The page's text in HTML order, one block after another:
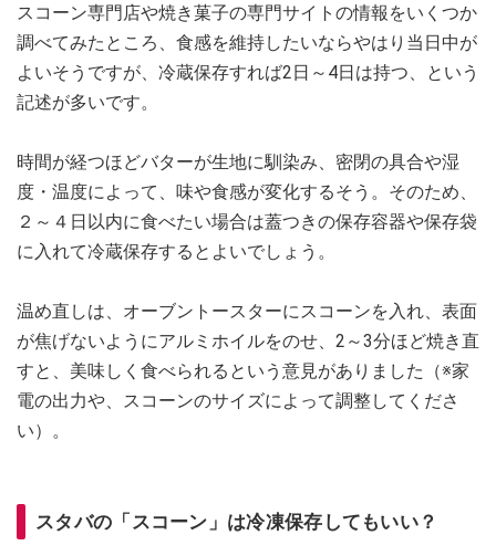
スコーン専門店や焼き菓子の専門サイトの情報をいくつか
調べてみたところ、食感を維持したいならやはり当日中が
よいそうですが、冷蔵保存すれば2日～4日は持つ、という
記述が多いです。
時間が経つほどバターが生地に馴染み、密閉の具合や湿
度・温度によって、味や食感が変化するそう。そのため、
２～４日以内に食べたい場合は蓋つきの保存容器や保存袋
に入れて冷蔵保存するとよいでしょう。
温め直しは、オーブントースターにスコーンを入れ、表面
が焦げないようにアルミホイルをのせ、2～3分ほど焼き直
すと、美味しく食べられるという意見がありました（※家
電の出力や、スコーンのサイズによって調整してくださ
い）。
スタバの「スコーン」は冷凍保存してもいい？